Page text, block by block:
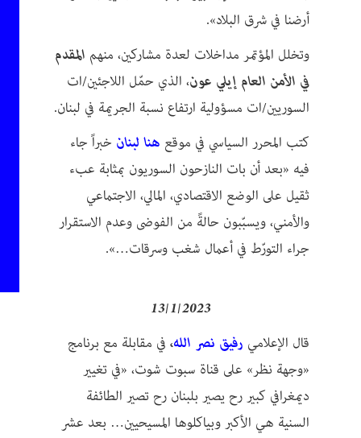
أرضنا في شرق البلاد».
وتخلل المؤتمر مداخلات لعدة مشاركين، منهم المقدم
في الأمن العام إيلي عون، الذي حمّل اللاجئين/ات
السوريين/ات مسؤولية ارتفاع نسبة الجريمة في لبنان.
كتب المحرر السياسي في موقع هنا لبنان خبراً جاء
فيه «بعد أن بات النازحون السوريون بمثابة عبء
ثقيل على الوضع الاقتصادي، المالي، الاجتماعي
والأمني، ويسبّبون حالةً من الفوضى وعدم الاستقرار
جراء التورّط في أعمال شغب وسرقات…».
13/1/2023
قال الإعلامي رفيق نصر الله، في مقابلة مع برنامج
«وجهة نظر» على قناة سبوت شوت، «في تغيير
ديمغرافي كبير رح يصير بلبنان رح تصير الطائفة
السنية هي الأكبر وبياكلوها المسيحيين… بعد عشر